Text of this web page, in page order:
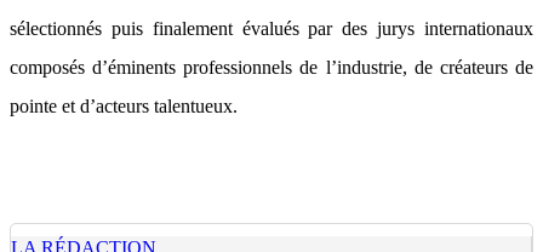
sélectionnés puis finalement évalués par des jurys internationaux
composés d’éminents professionnels de l’industrie, de créateurs de
pointe et d’acteurs talentueux.
LA RÉDACTION